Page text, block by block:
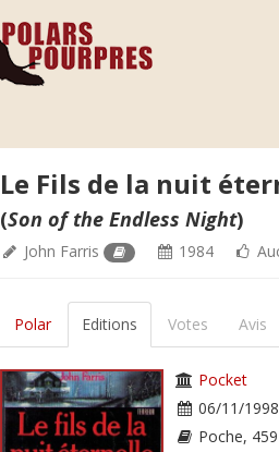
Le Fils de la nuit
(Son of the Endless Night)
John Farris 1984
Polar Editions Votes Avis
Pocket
06/11/1998
Poche,